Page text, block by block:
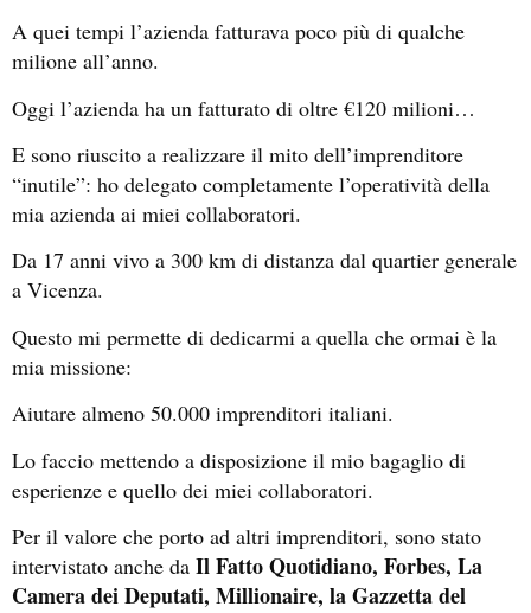
A quei tempi l’azienda fatturava poco più di qualche
milione all’anno.
Oggi l’azienda ha un fatturato di oltre €120 milioni…
E sono riuscito a realizzare il mito dell’imprenditore
“inutile”: ho delegato completamente l’operatività della
mia azienda ai miei collaboratori.
Da 17 anni vivo a 300 km di distanza dal quartier generale
a Vicenza.
Questo mi permette di dedicarmi a quella che ormai è la
mia missione:
Aiutare almeno 50.000 imprenditori italiani.
Lo faccio mettendo a disposizione il mio bagaglio di
esperienze e quello dei miei collaboratori.
Per il valore che porto ad altri imprenditori, sono stato
intervistato anche da Il Fatto Quotidiano, Forbes, La
Camera dei Deputati, Millionaire, la Gazzetta del